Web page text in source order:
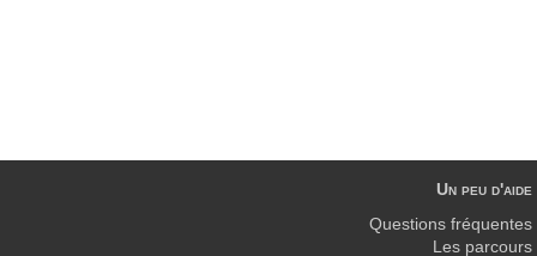
Un peu d'aide
Questions fréquentes
Les parcours